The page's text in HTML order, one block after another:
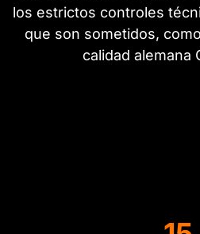
los estrictos controles
que son sometidos,
calidad alemana